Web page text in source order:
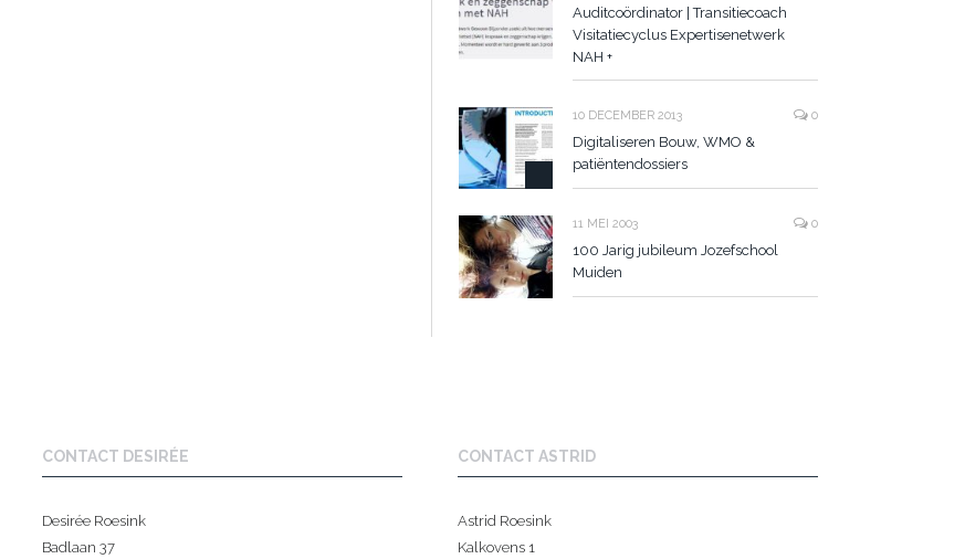
Auditcoördinator | Transitiecoach
Visitatiecyclus Expertisenetwerk
NAH +
10 DECEMBER 2013 0
Digitaliseren Bouw, WMO &
patiëntendossiers
11 MEI 2003 0
100 Jarig jubileum Jozefschool
Muiden
CONTACT DESIRÉE
Desirée Roesink
Badlaan 37
CONTACT ASTRID
Astrid Roesink
Kalkovens 1